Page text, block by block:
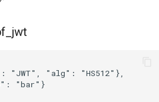
"JWT", "alg": "HS512"},
"bar"}